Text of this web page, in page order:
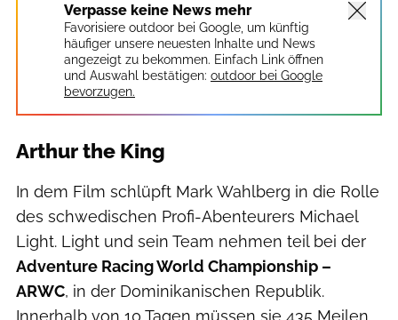
Verpasse keine News mehr
Favorisiere outdoor bei Google, um künftig
häufiger unsere neuesten Inhalte und News
angezeigt zu bekommen. Einfach Link öffnen
und Auswahl bestätigen: outdoor bei Google
bevorzugen.
Arthur the King
In dem Film schlüpft Mark Wahlberg in die Rolle
des schwedischen Profi-Abenteurers Michael
Light. Light und sein Team nehmen teil bei der
Adventure Racing World Championship –
ARWC, in der Dominikanischen Republik.
Innerhalb von 10 Tagen müssen sie 435 Meilen